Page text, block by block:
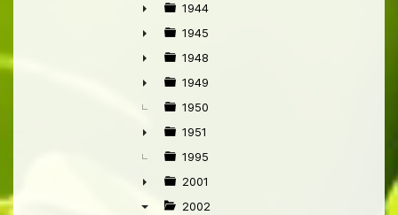
►
►
1944
►
1945
►
1948
►
1949
1950
►
1951
1995
►
2001
2002